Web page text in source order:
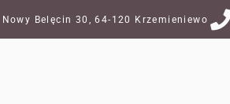
Nowy Belęcin 30, 64-120 Krzemieniewo